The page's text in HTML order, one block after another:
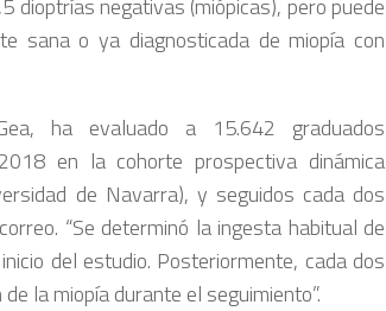
dioptrías negativas (miópicas), pero puede
sana o ya diagnosticada de miopía con
ha evaluado a 15.642 graduados
en la cohorte prospectiva dinámica
de Navarra), y seguidos cada dos
“Se determinó la ingesta habitual de
del estudio. Posteriormente, cada dos
la miopía durante el seguimiento”.